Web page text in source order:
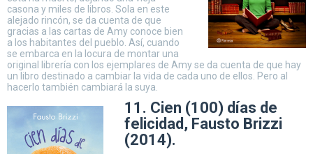
casona y miles de libros. Sola en este
alejado rincón, se da cuenta de que
gracias a las cartas de Amy conoce bien
a los habitantes del pueblo. Así, cuando
se embarca en la locura de montar una
original librería con los ejemplares de Amy se da cuenta de que hay
un libro destinado a cambiar la vida de cada uno de ellos. Pero al
hacerlo también cambiará la suya.
11. Cien (100) días de
felicidad, Fausto Brizzi
(2014).